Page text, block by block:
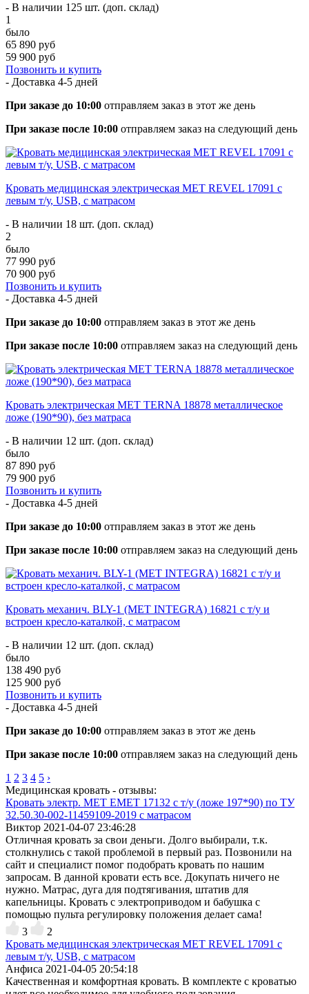
- В наличии 125 шт. (доп. склад)
1
было
65 890 руб
59 900 руб
Позвонить и купить
- Доставка 4-5 дней
При заказе до 10:00 отправляем заказ в этот же день
При заказе после 10:00 отправляем заказ на следующий день
Кровать медицинская электрическая МЕТ REVEL 17091 с
левым т/у, USB, с матрасом
- В наличии 18 шт. (доп. склад)
2
было
77 990 руб
70 900 руб
Позвонить и купить
- Доставка 4-5 дней
При заказе до 10:00 отправляем заказ в этот же день
При заказе после 10:00 отправляем заказ на следующий день
Кровать электрическая МЕТ TERNA 18878 металлическое
ложе (190*90), без матраса
- В наличии 12 шт. (доп. склад)
было
87 890 руб
79 900 руб
Позвонить и купить
- Доставка 4-5 дней
При заказе до 10:00 отправляем заказ в этот же день
При заказе после 10:00 отправляем заказ на следующий день
Кровать механич. BLY-1 (МЕТ INTEGRA) 16821 с т/у и
встроен кресло-каталкой, с матрасом
- В наличии 12 шт. (доп. склад)
было
138 490 руб
125 900 руб
Позвонить и купить
- Доставка 4-5 дней
При заказе до 10:00 отправляем заказ в этот же день
При заказе после 10:00 отправляем заказ на следующий день
1 2 3 4 5 ›
Медицинская кровать - отзывы:
Кровать электр. MET EMET 17132 с т/у (ложе 197*90) по ТУ
32.50.30-002-11459109-2019 с матрасом
Виктор 2021-04-07 23:46:28
Отличная кровать за свои деньги. Долго выбирали, т.к.
столкнулись с такой проблемой в первый раз. Позвонили на
сайт и специалист помог подобрать кровать по нашим
запросам. В данной кровати есть все. Докупать ничего не
нужно. Матрас, дуга для подтягивания, штатив для
капельницы. Кровать с электроприводом и бабушка с
помощью пульта регулировку положения делает сама!
3
2
Кровать медицинская электрическая МЕТ REVEL 17091 с
левым т/у, USB, с матрасом
Анфиса 2021-04-05 20:54:18
Качественная и комфортная кровать. В комплекте с кроватью